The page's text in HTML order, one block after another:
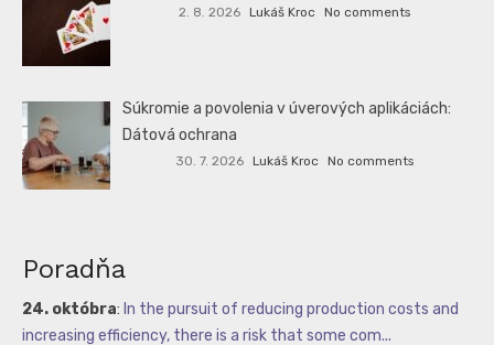
2. 8. 2026 Lukáš Kroc No comments
Súkromie a povolenia v úverových aplikáciách:
Dátová ochrana
30. 7. 2026 Lukáš Kroc No comments
Poradňa
24. októbra: In the pursuit of reducing production costs and
increasing efficiency, there is a risk that some com...